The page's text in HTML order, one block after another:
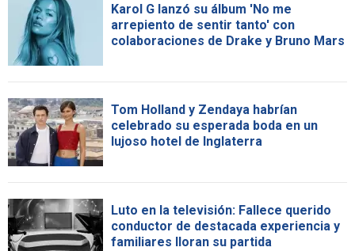
Karol G lanzó su álbum 'No me
arrepiento de sentir tanto' con
colaboraciones de Drake y Bruno Mars
Tom Holland y Zendaya habrían
celebrado su esperada boda en un
lujoso hotel de Inglaterra
Luto en la televisión: Fallece querido
conductor de destacada experiencia y
familiares lloran su partida